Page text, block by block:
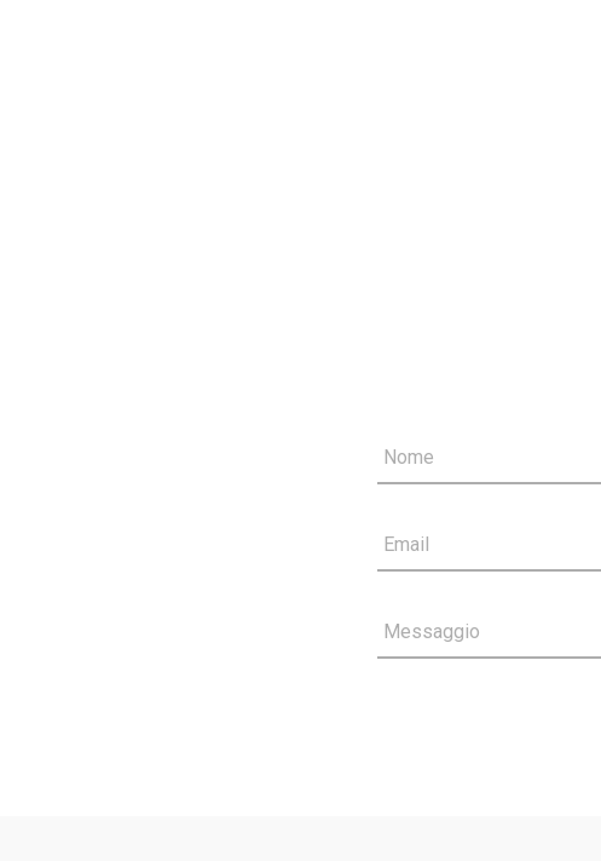
Nome
Email
Messaggio